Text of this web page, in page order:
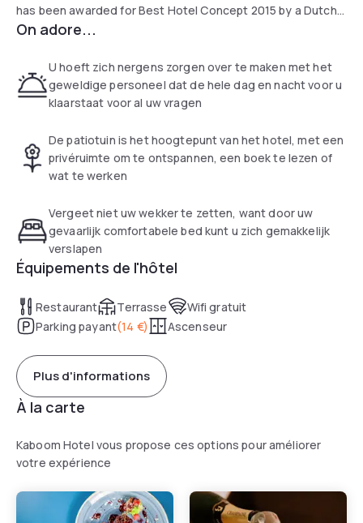
has been awarded for Best Hotel Concept 2015 by a Dutch
magazine. Kaboom is located right in front of the Central
for its authentic boutiques and specialty shops. The rest of
Maastricht is within reach, just 10 minutes walking distance
towards the historical centre with the Vrijthof and the old
with anti-allergic bedding, a rain shower in the bathroom and
a large flat-screen TV. You can bring your own tablet and
connect to our free WiFi. The reception is open 24/7 so
with checking–in and –out or to help you with directions.
The courtyard garden is a good place to have a chat with
other hotel guests, to relax or to do some work.
On adore...
U hoeft zich nergens zorgen over te maken met het
geweldige personeel dat de hele dag en nacht voor u
klaarstaat voor al uw vragen
De patiotuin is het hoogtepunt van het hotel, met een
privéruimte om te ontspannen, een boek te lezen of
wat te werken
Vergeet niet uw wekker te zetten, want door uw
gevaarlijk comfortabele bed kunt u zich gemakkelijk
verslapen
Équipements de l'hôtel
Restaurant Terrasse
Wifi gratuit
Parking payant(14 €) Ascenseur
Plus d'informations
À la carte
Kaboom Hotel vous propose ces options pour améliorer
votre expérience